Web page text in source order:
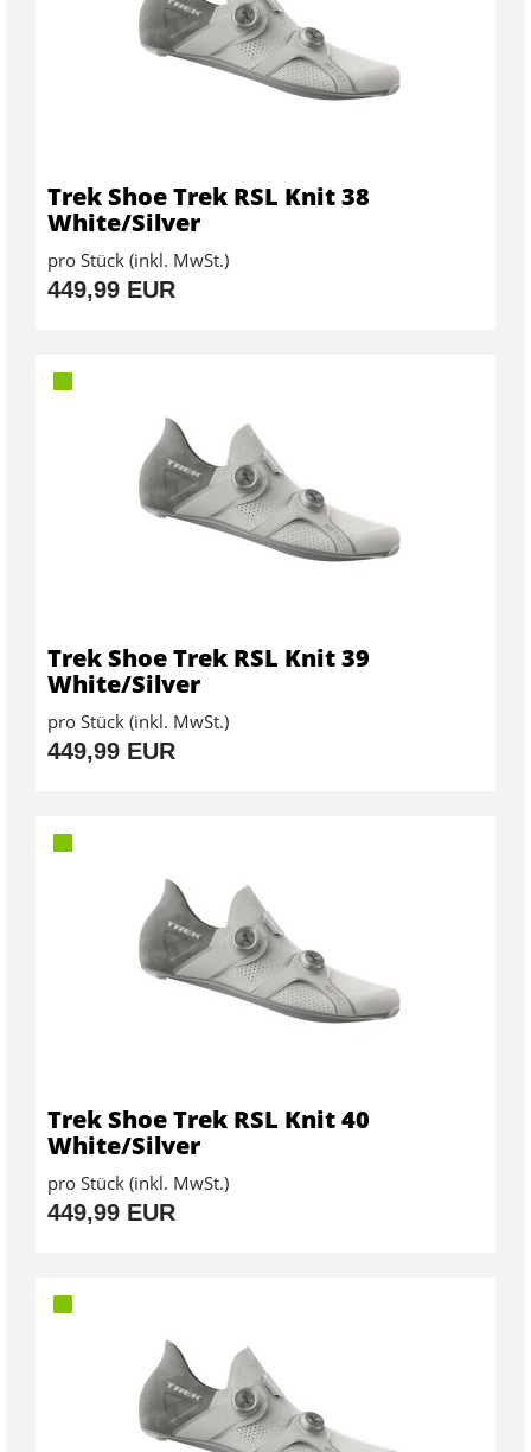
Trek Shoe Trek RSL Knit 38
White/Silver
pro Stück (inkl. MwSt.)
449,99 EUR
Trek Shoe Trek RSL Knit 39
White/Silver
pro Stück (inkl. MwSt.)
449,99 EUR
Trek Shoe Trek RSL Knit 40
White/Silver
pro Stück (inkl. MwSt.)
449,99 EUR